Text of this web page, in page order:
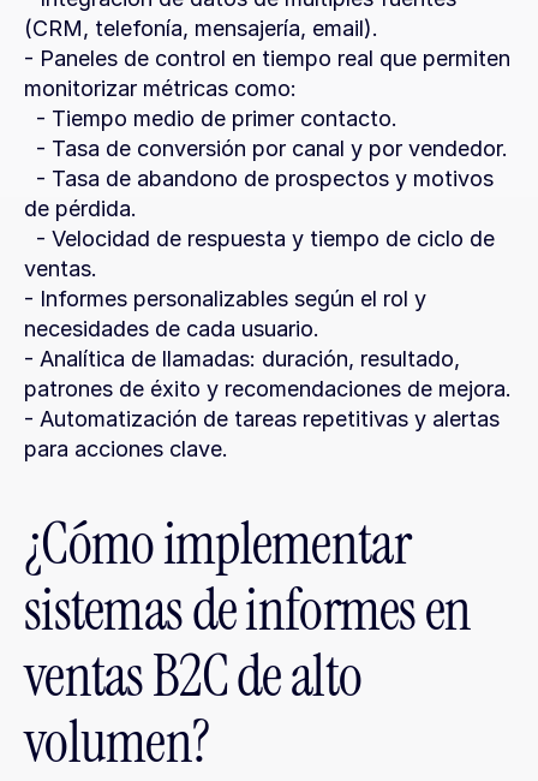
(CRM, telefonía, mensajería, email).
- Paneles de control en tiempo real que permiten
monitorizar métricas como:
  - Tiempo medio de primer contacto.
  - Tasa de conversión por canal y por vendedor.
de pérdida.
ventas.
- Informes personalizables según el rol y
necesidades de cada usuario.
- Analítica de llamadas: duración, resultado,
patrones de éxito y recomendaciones de mejora.
- Automatización de tareas repetitivas y alertas
para acciones clave.
¿Cómo implementar
sistemas de informes en
ventas B2C de alto
volumen?